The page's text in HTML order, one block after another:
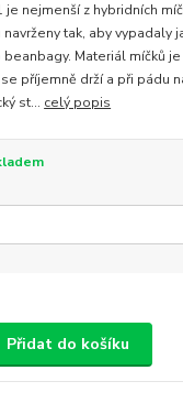
je nejmenší z hybridních
navrženy tak, aby vypadaly
Materiál míčků
příjemně drží a při pádu
st... celý popis
Přidat do košíku